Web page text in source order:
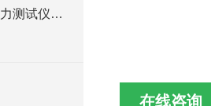
池田屋关于什么是摩擦力测试仪及应用？
在线咨询